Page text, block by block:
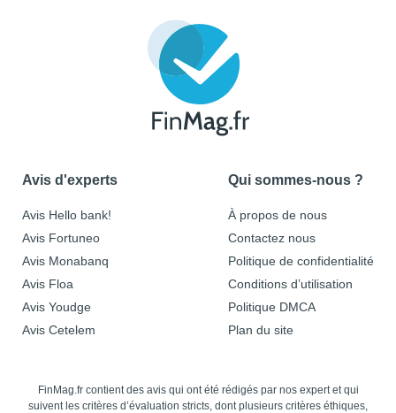
Avis d'experts
Avis Hello bank!
Avis Fortuneo
Avis Monabanq
Avis Floa
Avis Youdge
Avis Cetelem
Qui sommes-nous ?
À propos de nous
Contactez nous
Politique de confidentialité
Conditions d’utilisation
Politique DMCA
Plan du site
FinMag.fr contient des avis qui ont été rédigés par nos expert et qui
suivent les critères d’évaluation stricts, dont plusieurs critères éthiques,